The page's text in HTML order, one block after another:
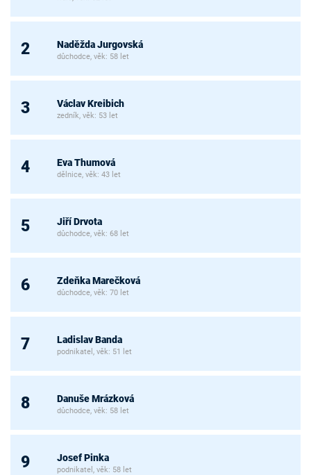
2 Naděžda Jurgovská
důchodce, věk: 58 let
3 Václav Kreibich
zedník, věk: 53 let
4 Eva Thumová
dělnice, věk: 43 let
5 Jiří Drvota
důchodce, věk: 68 let
6 Zdeňka Marečková
důchodce, věk: 70 let
7 Ladislav Banda
podnikatel, věk: 51 let
8 Danuše Mrázková
důchodce, věk: 58 let
9 Josef Pinka
podnikatel, věk: 58 let